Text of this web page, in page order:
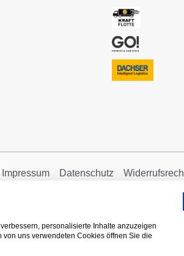
Impressum Datenschutz
personalisierte Inhalte anzuzeigen
uns verwendeten Cookies öffnen Sie die